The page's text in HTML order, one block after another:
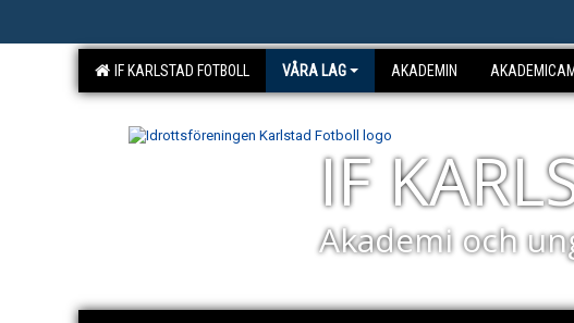
IF KARLSTAD FOTBOLL VÅRA LAG AKADEMIN
IF
Akademi och